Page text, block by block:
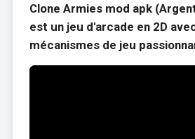
Clone Armies mod apk
est un jeu d'arcade en 2D
mécanismes de jeu